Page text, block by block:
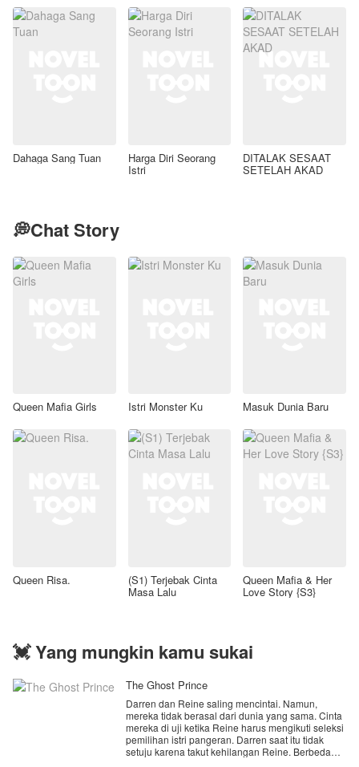
ARDIANSYAH
Dahaga Sang Tuan Harga Diri Seorang
Istri
DITALAK SESAAT
SETELAH AKAD
💭Chat Story
Queen Mafia Girls Istri Monster Ku Masuk Dunia Baru
Queen Risa. (S1) Terjebak Cinta
Masa Lalu
Queen Mafia & Her
Love Story {S3}
💓 Yang mungkin kamu sukai
The Ghost Prince
Darren dan Reine saling mencintai. Namun,
mereka tidak berasal dari dunia yang sama. Cinta
mereka di uji ketika Reine harus mengikuti seleksi
pemilihan istri pangeran. Darren saat itu tidak
setuju karena takut kehilangan Reine. Berbeda